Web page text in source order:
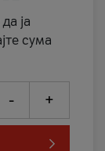
ја
сума
- +